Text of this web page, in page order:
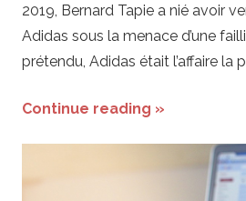
2019, Bernard Tapie a nié avoir
Adidas sous la menace d’une
prétendu, Adidas était l’affaire la
Continue reading »